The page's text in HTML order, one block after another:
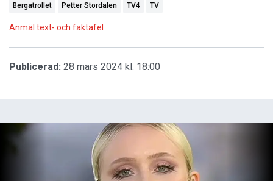
Bergatrollet Petter Stordalen TV4 TV
Anmäl text- och faktafel
Publicerad: 28 mars 2024 kl. 18:00